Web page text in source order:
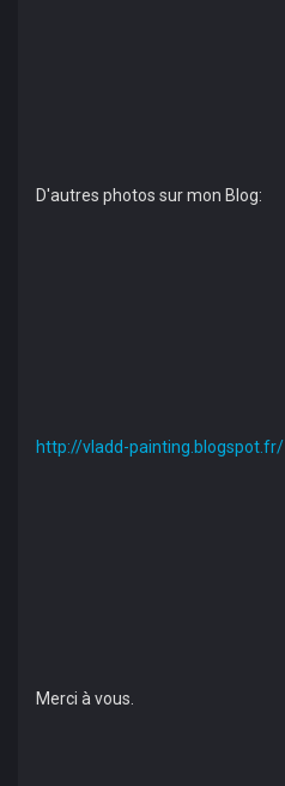
D'autres photos sur mon Blog:
http://vladd-painting.blogspot.fr/
Merci à vous.